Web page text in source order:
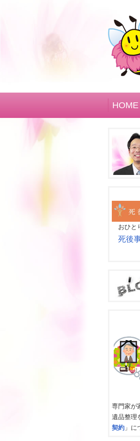
HOME
おひと
死後
専門家が
遺品整理
契約 」に